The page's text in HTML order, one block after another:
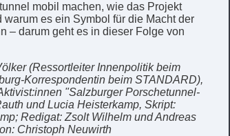
mobil machen, wie das Projekt
es ein Symbol für die Macht der
– darum geht es in dieser Folge von
(Ressortleiter Innenpolitik beim
Korrespondentin beim STANDARD),
"Salzburger Porschetunnel-
und Lucia Heisterkamp, Skript:
Redigat: Zsolt Wilhelm und Andreas
Christoph Neuwirth